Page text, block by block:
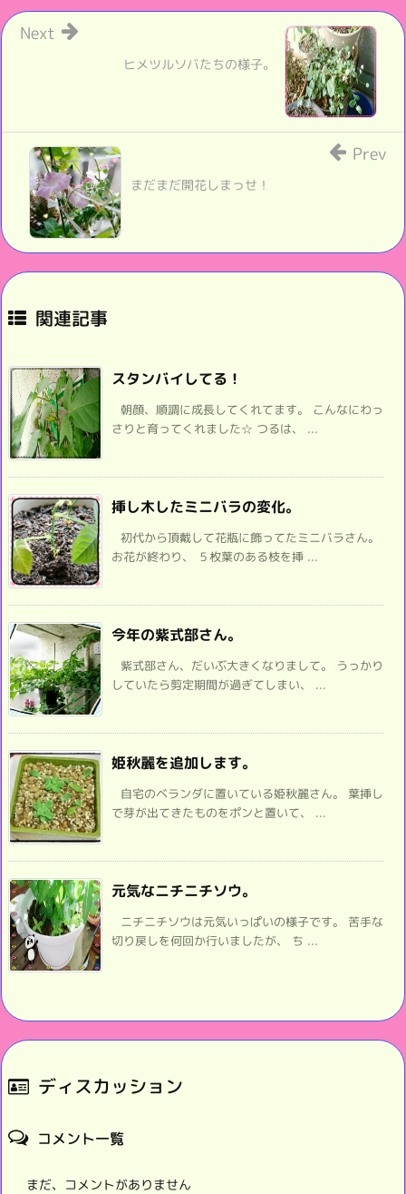
ヒメツルソバたちの様子。
Next
まだまだ開花しまっせ！
Prev
関連記事
スタンバイしてる！
朝顔、順調に成長してくれてます。 こんなにわっ
さりと育ってくれました☆ つるは、 ...
挿し木したミニバラの変化。
初代から頂戴して花瓶に飾ってたミニバラさん。
お花が終わり、 ５枚葉のある枝を挿 ...
今年の紫式部さん。
紫式部さん、だいぶ大きくなりまして。 うっかり
していたら剪定期間が過ぎてしまい、 ...
姫秋麗を追加します。
自宅のベランダに置いている姫秋麗さん。 葉挿し
で芽が出てきたものをポンと置いて、 ...
元気なニチニチソウ。
ニチニチソウは元気いっぱいの様子です。 苦手な
切り戻しを何回か行いましたが、 ち ...
ディスカッション
コメント一覧
まだ、コメントがありません